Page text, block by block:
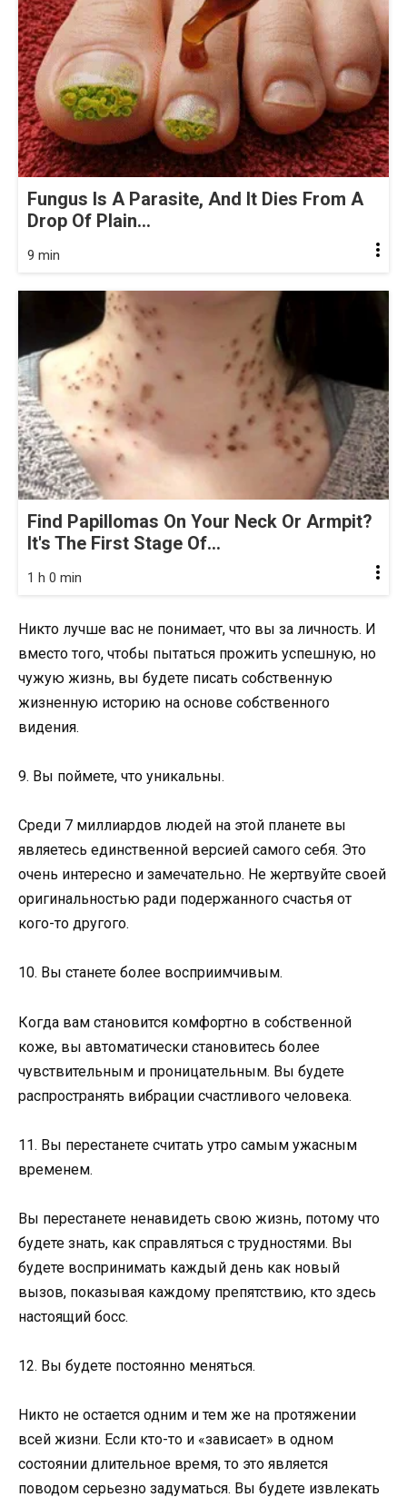
Fungus Is A Parasite, And It Dies From A
Drop Of Plain...
9 min
Find Papillomas On Your Neck Or Armpit?
It's The First Stage Of...
1 h 0 min
Никто лучше вас не понимает, что вы за личность. И
вместо того, чтобы пытаться прожить успешную, но
чужую жизнь, вы будете писать собственную
жизненную историю на основе собственного
видения.
9. Вы поймете, что уникальны.
Среди 7 миллиардов людей на этой планете вы
являетесь единственной версией самого себя. Это
очень интересно и замечательно. Не жертвуйте своей
оригинальностью ради подержанного счастья от
кого-то другого.
10. Вы станете более восприимчивым.
Когда вам становится комфортно в собственной
коже, вы автоматически становитесь более
чувствительным и проницательным. Вы будете
распространять вибрации счастливого человека.
11. Вы перестанете считать утро самым ужасным
временем.
Вы перестанете ненавидеть свою жизнь, потому что
будете знать, как справляться с трудностями. Вы
будете воспринимать каждый день как новый
вызов, показывая каждому препятствию, кто здесь
настоящий босс.
12. Вы будете постоянно меняться.
Никто не остается одним и тем же на протяжении
всей жизни. Если кто-то и «зависает» в одном
состоянии длительное время, то это является
поводом серьезно задуматься. Вы будете извлекать